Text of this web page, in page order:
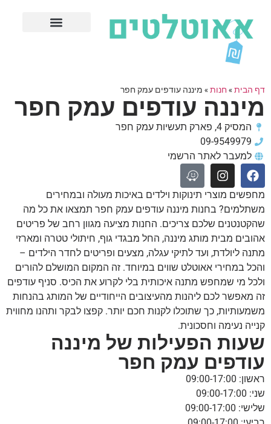
דף הבית» חנות» מיננה עודפים עמק חפר
מיננה עודפים עמק חפר
המסיק 4, פארק תעשיות עמק חפר
09-9549979
למעבר לאתר הרשמי
מחפשים מוצרי תינוקות וילדים באיכות מעולה ובמחירים
משתלמים? בחנות מיננה עודפים עמק חפר תמצאו את כל מה
שהקטנטנים שלכם צריכים. החנות מציעה מגוון רחב של פריטים
אהובים מבית מותג מיננה, החל מבגדי גוף, חיתולי טטרה ומארזי
מתנה ליולדת, ועד לתיקי עגלה, מצעים ופריטים לחדר הילדים –
והכל במחירי אאוטלט שווים במיוחד. זה המקום המושלם להורים
ולכל מי שמחפש מתנה איכותית בלי לקרוע את הכיס. סניף עודפים
זה מאפשר לכם ליהנות מהעיצובים הייחודיים של המותג בהנחות
משמעותיות, כך שתוכלו לקנות חכם יותר. קפצו לבקר ותהנו מחווית
קנייה נעימה וחסכונית.
שעות הפעילות של מיננה
עודפים עמק חפר
ראשון: 09:00-17:00
שני: 09:00-17:00
שלישי: 09:00-17:00